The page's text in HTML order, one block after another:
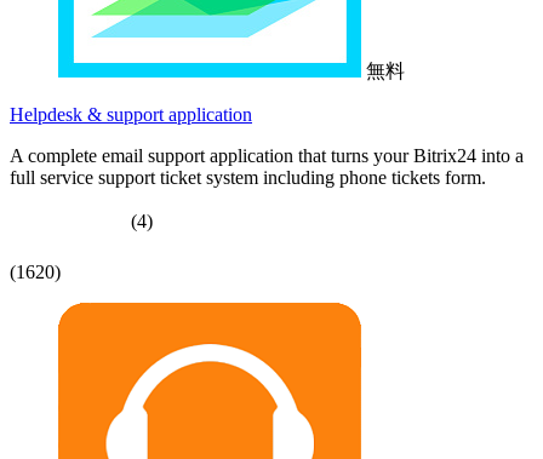
無料
Helpdesk & support application
A complete email support application that turns your Bitrix24 into a
full service support ticket system including phone tickets form.
(4)
(1620)